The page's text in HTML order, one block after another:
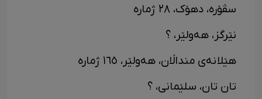
سڤۆرە، دهۆک، ٢٨ ژمارە
نێرگز، هەولێر، ؟
هێلانەی منداڵان، هەولێر، ١٦٥ ژمارە
تان تان، سلێمانی، ؟